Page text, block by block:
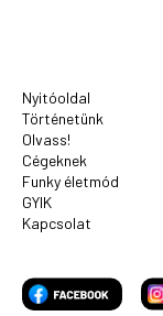
Nyitóoldal
Történetünk
Olvass!
Cégeknek
Funky életmód
GYIK
Kapcsolat